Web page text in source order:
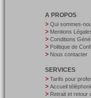
A PROPOS
Qui sommes-
Mentions
Conditions
Politique de
Nous contacter
SERVICES
Tarifs pour
Accueil
Retrait et retour